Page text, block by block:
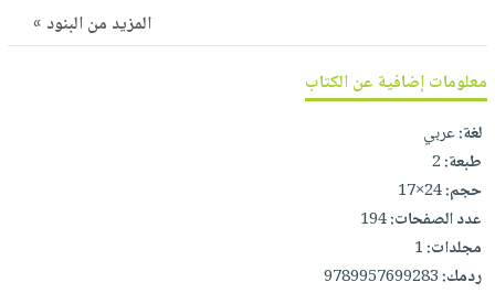
وفرات
انشر
كتابك
تواصل
معنا
المزيد من البنود »
معلومات إضافية عن الكتاب
لغة:عربي
طبعة:2
حجم:24×17
عدد الصفحات:194
مجلدات:1
ردمك:9789957699283